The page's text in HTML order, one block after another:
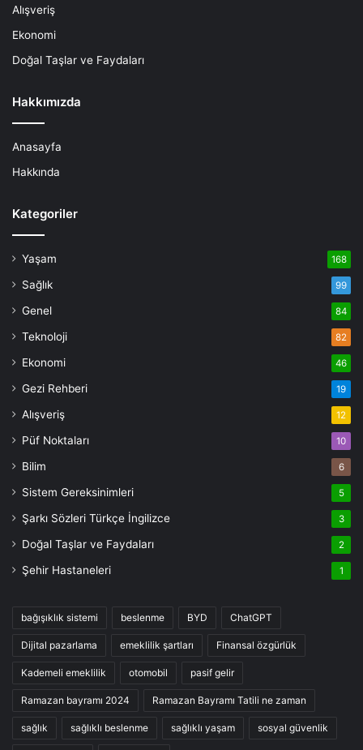
Alışveriş
Ekonomi
Doğal Taşlar ve Faydaları
Hakkımızda
Anasayfa
Hakkında
Kategoriler
Yaşam 168
Sağlık 99
Genel 84
Teknoloji 82
Ekonomi 46
Gezi Rehberi 19
Alışveriş 12
Püf Noktaları 10
Bilim 6
Sistem Gereksinimleri 5
Şarkı Sözleri Türkçe İngilizce 3
Doğal Taşlar ve Faydaları 2
Şehir Hastaneleri 1
bağışıklık sistemi beslenme BYD ChatGPT
Dijital pazarlama emeklilik şartları Finansal özgürlük
Kademeli emeklilik otomobil pasif gelir
Ramazan bayramı 2024 Ramazan Bayramı Tatili ne zaman
sağlık sağlıklı beslenme sağlıklı yaşam sosyal güvenlik